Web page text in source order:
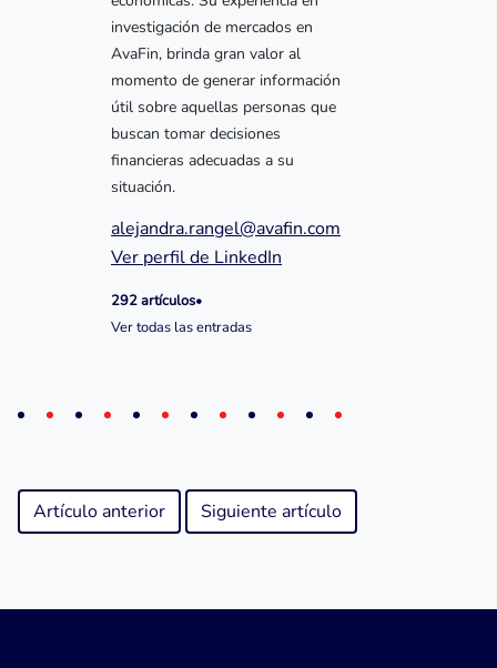
investigación de mercados en
AvaFin, brinda gran valor al
momento de generar información
útil sobre aquellas personas que
buscan tomar decisiones
financieras adecuadas a su
situación.
alejandra.rangel@avafin.com
Ver perfil de LinkedIn
292 artículos•
Ver todas las entradas
Artículo anterior Siguiente artículo